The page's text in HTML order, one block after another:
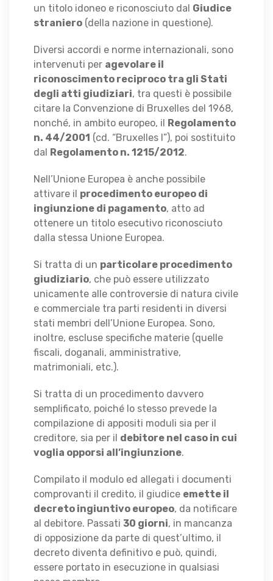
un titolo idoneo e riconosciuto dal Giudice
straniero (della nazione in questione).
Diversi accordi e norme internazionali, sono
intervenuti per agevolare il
riconoscimento reciproco tra gli Stati
degli atti giudiziari, tra questi è possibile
citare la Convenzione di Bruxelles del 1968,
nonché, in ambito europeo, il Regolamento
n. 44/2001 (cd. “Bruxelles I”), poi sostituito
dal Regolamento n. 1215/2012.
Nell’Unione Europea è anche possibile
attivare il procedimento europeo di
ingiunzione di pagamento, atto ad
ottenere un titolo esecutivo riconosciuto
dalla stessa Unione Europea.
Si tratta di un particolare procedimento
giudiziario, che può essere utilizzato
unicamente alle controversie di natura civile
e commerciale tra parti residenti in diversi
stati membri dell’Unione Europea. Sono,
inoltre, escluse specifiche materie (quelle
fiscali, doganali, amministrative,
matrimoniali, etc.).
Si tratta di un procedimento davvero
semplificato, poiché lo stesso prevede la
compilazione di appositi moduli sia per il
creditore, sia per il debitore nel caso in cui
voglia opporsi all’ingiunzione.
Compilato il modulo ed allegati i documenti
comprovanti il credito, il giudice emette il
decreto ingiuntivo europeo, da notificare
al debitore. Passati 30 giorni, in mancanza
di opposizione da parte di quest’ultimo, il
decreto diventa definitivo e può, quindi,
essere portato in esecuzione in qualsiasi